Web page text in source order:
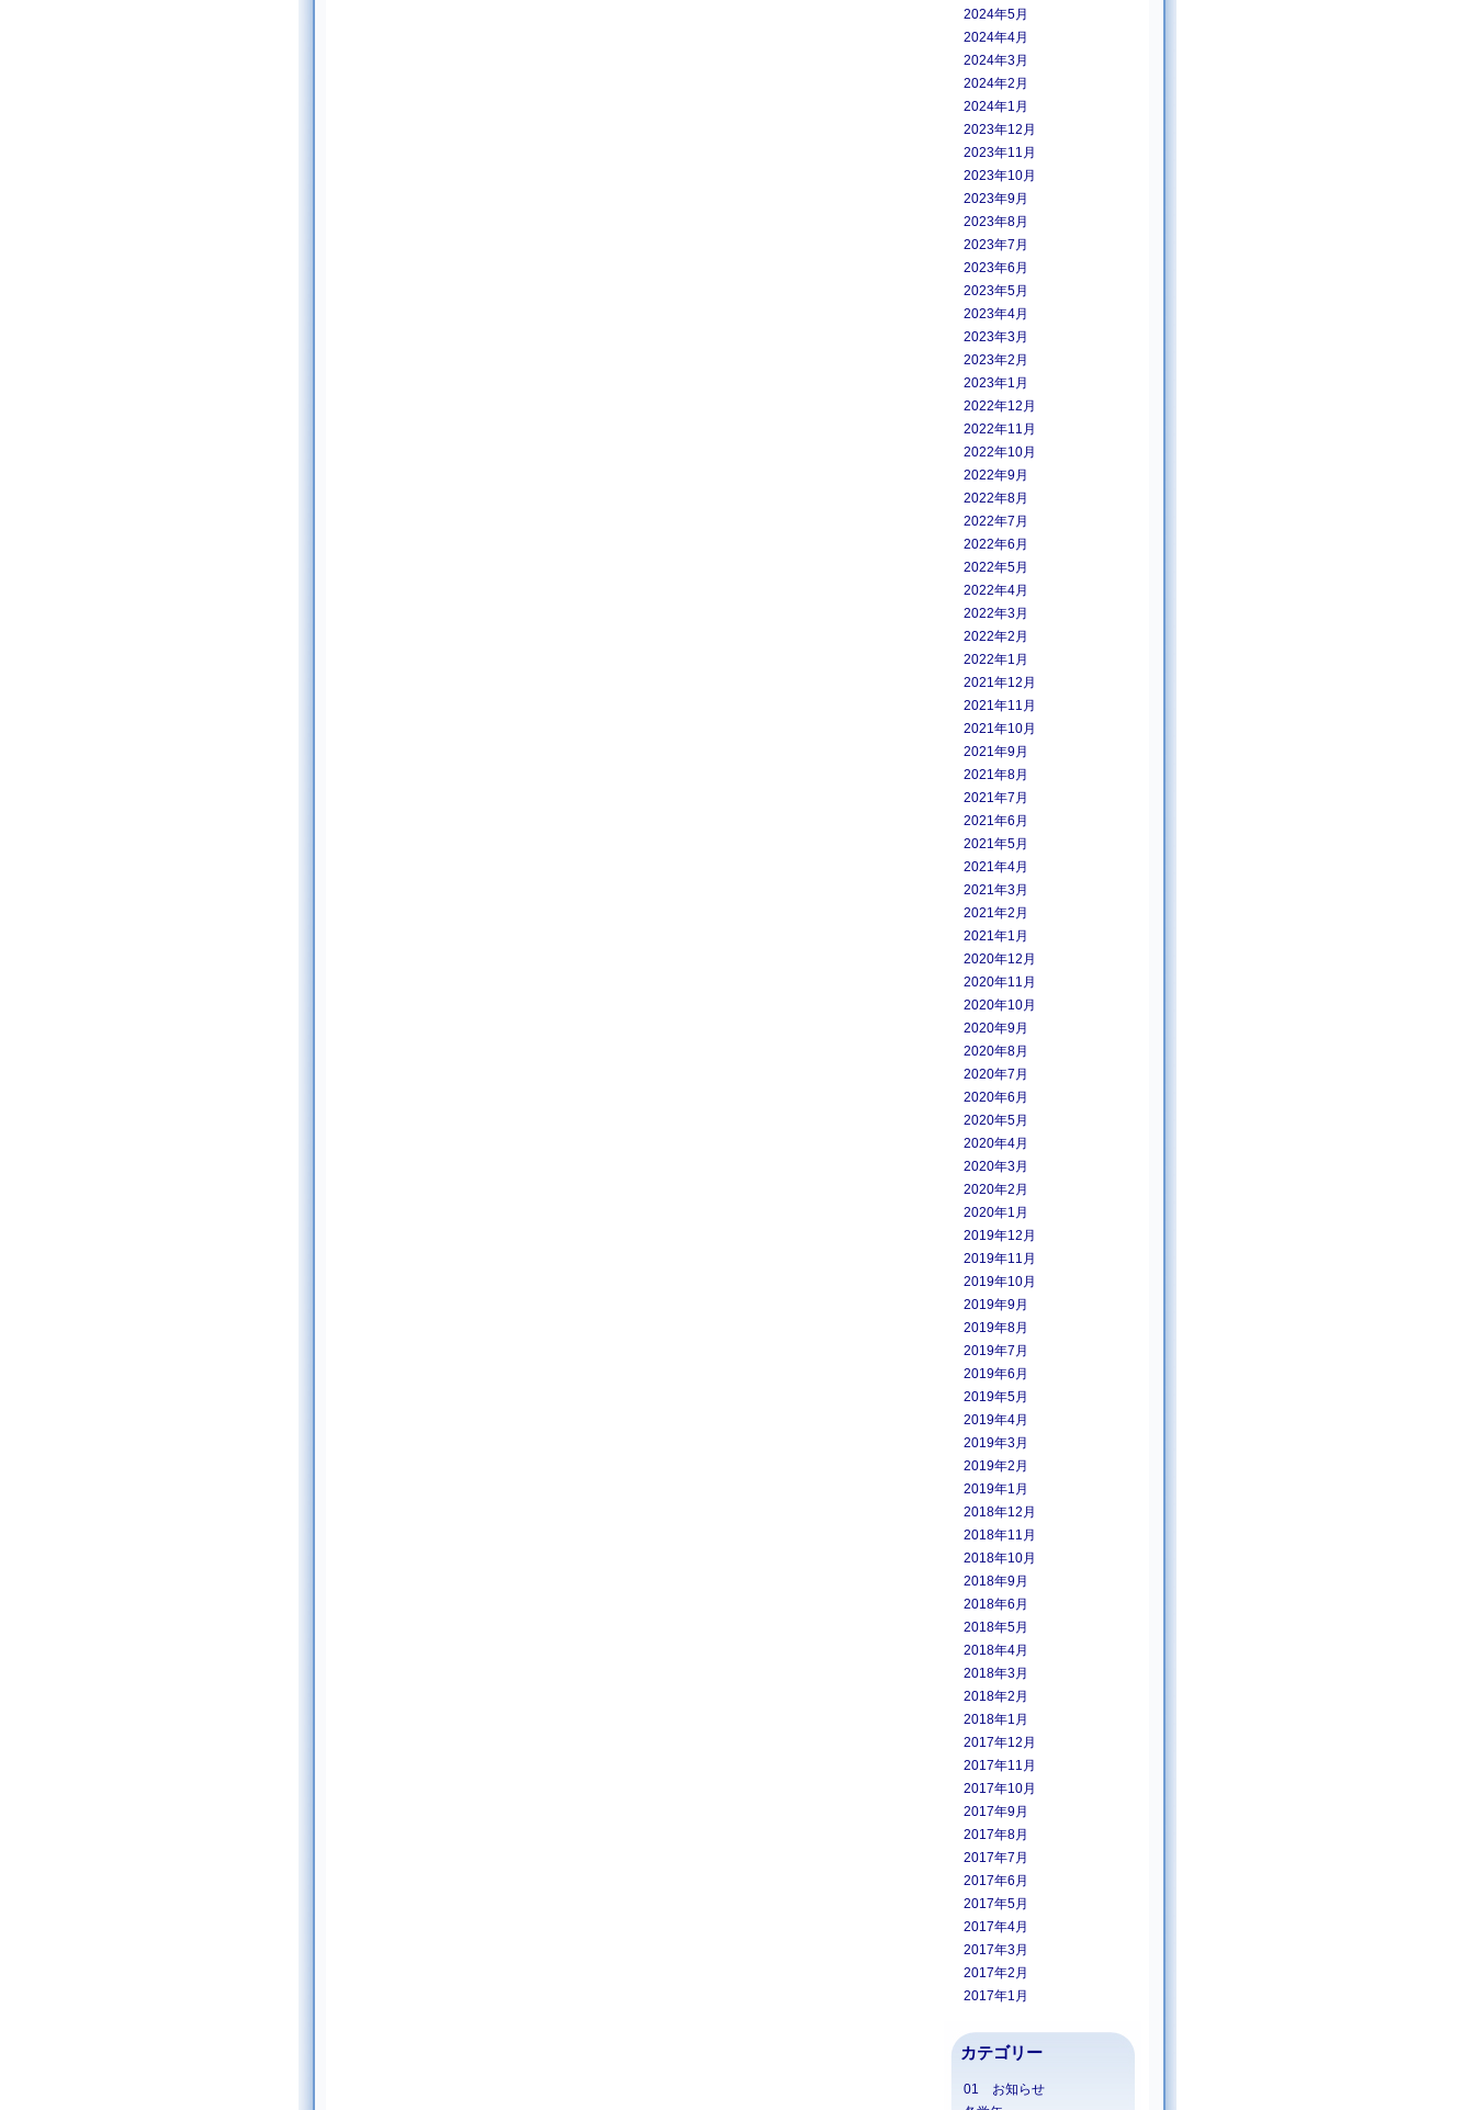
2024年5月
2024年4月
2024年3月
2024年2月
2024年1月
2023年12月
2023年11月
2023年10月
2023年9月
2023年8月
2023年7月
2023年6月
2023年5月
2023年4月
2023年3月
2023年2月
2023年1月
2022年12月
2022年11月
2022年10月
2022年9月
2022年8月
2022年7月
2022年6月
2022年5月
2022年4月
2022年3月
2022年2月
2022年1月
2021年12月
2021年11月
2021年10月
2021年9月
2021年8月
2021年7月
2021年6月
2021年5月
2021年4月
2021年3月
2021年2月
2021年1月
2020年12月
2020年11月
2020年10月
2020年9月
2020年8月
2020年7月
2020年6月
2020年5月
2020年4月
2020年3月
2020年2月
2020年1月
2019年12月
2019年11月
2019年10月
2019年9月
2019年8月
2019年7月
2019年6月
2019年5月
2019年4月
2019年3月
2019年2月
2019年1月
2018年12月
2018年11月
2018年10月
2018年9月
2018年6月
2018年5月
2018年4月
2018年3月
2018年2月
2018年1月
2017年12月
2017年11月
2017年10月
2017年9月
2017年8月
2017年7月
2017年6月
2017年5月
2017年4月
2017年3月
2017年2月
2017年1月
カテゴリー
01 お知らせ